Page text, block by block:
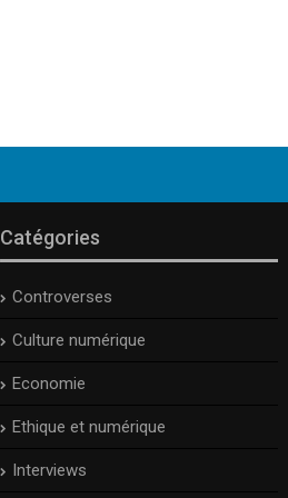
Catégories
Controverses
Culture numérique
Economie
Ethique et numérique
Interviews